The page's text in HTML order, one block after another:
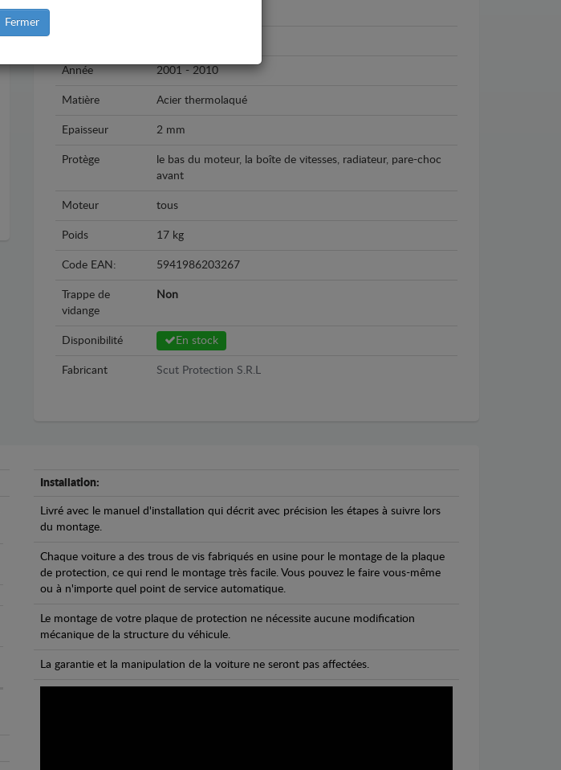
Année 2001 - 2010
Matière Acier thermolaqué
Epaisseur 2 mm
Protège
le bas du moteur, la boîte de vitesses, radiateur, pare-choc
avant
Moteur tous
Poids 17 kg
Code EAN: 5941986203267
Trappe de
vidange
Non
Disponibilité En stock
Fabricant Scut Protection S.R.L
Installation:
Livré avec le manuel d'installation qui décrit avec précision les étapes à suivre lors
du montage.
Chaque voiture a des trous de vis fabriqués en usine pour le montage de la plaque
de protection, ce qui rend le montage très facile. Vous pouvez le faire vous-même
ou à n'importe quel point de service automatique.
Le montage de votre plaque de protection ne nécessite aucune modification
mécanique de la structure du véhicule.
La garantie et la manipulation de la voiture ne seront pas affectées.
Fermer